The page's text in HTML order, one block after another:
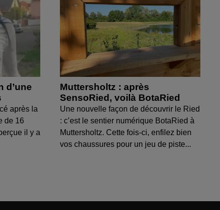
d’une
après la
de 16
il y a
Muttersholtz : après
SensoRied, voilà BotaRied
Une nouvelle façon de découvrir le Ried
: c’est le sentier numérique BotaRied à
Muttersholtz. Cette fois-ci, enfilez bien
vos chaussures pour un jeu de piste...